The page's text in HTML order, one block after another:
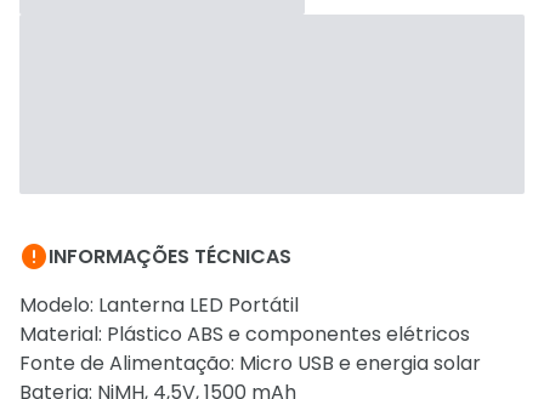
INFORMAÇÕES TÉCNICAS
Modelo: Lanterna LED Portátil
Material: Plástico ABS e componentes elétricos
Fonte de Alimentação: Micro USB e energia solar
Bateria: NiMH, 4,5V, 1500 mAh